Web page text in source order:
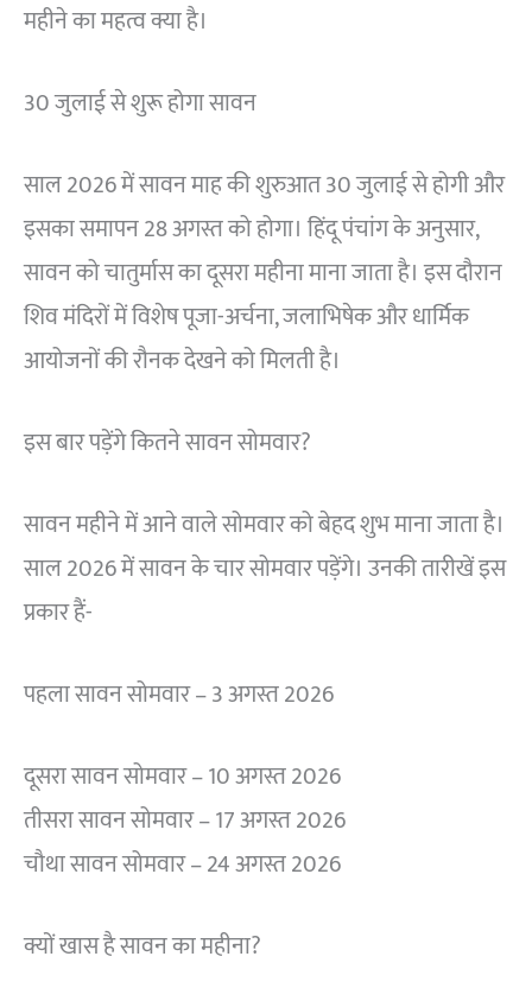
महीने का महत्व क्या है।
30 जुलाई से शुरू होगा सावन
साल 2026 में सावन माह की शुरुआत 30 जुलाई से होगी और
इसका समापन 28 अगस्त को होगा। हिंदू पंचांग के अनुसार,
सावन को चातुर्मास का दूसरा महीना माना जाता है। इस दौरान
शिव मंदिरों में विशेष पूजा-अर्चना, जलाभिषेक और धार्मिक
आयोजनों की रौनक देखने को मिलती है।
इस बार पड़ेंगे कितने सावन सोमवार?
सावन महीने में आने वाले सोमवार को बेहद शुभ माना जाता है।
साल 2026 में सावन के चार सोमवार पड़ेंगे। उनकी तारीखें इस
प्रकार हैं-
पहला सावन सोमवार – 3 अगस्त 2026
दूसरा सावन सोमवार – 10 अगस्त 2026
तीसरा सावन सोमवार – 17 अगस्त 2026
चौथा सावन सोमवार – 24 अगस्त 2026
क्यों खास है सावन का महीना?